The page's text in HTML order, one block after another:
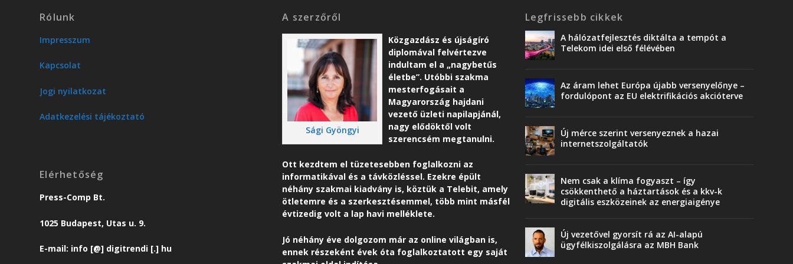
Rólunk
Impresszum
Kapcsolat
Jogi nyilatkozat
Adatkezelési tájékoztató
Elérhetőség
Press-Comp Bt.
1025 Budapest, Utas u. 9.
E-mail: info [@] digitrendi [.] hu
A szerzőről
Sági Gyöngyi
Közgazdász és újságíró
diplomával felvértezve
indultam el a „nagybetűs
életbe”. Utóbbi szakma
mesterfogásait a
Magyarország hajdani
vezető üzleti napilapjánál,
nagy elődöktől volt
szerencsém megtanulni.
Ott kezdtem el tüzetesebben foglalkozni az
informatikával és a távközléssel. Ezekre épült
néhány szakmai kiadvány is, köztük a Telebit, amely
ötletemre és a szerkesztésemmel, több mint másfél
évtizedig volt a lap havi melléklete.
Jó néhány éve dolgozom már az online világban is,
ennek részeként évek óta foglalkoztatott egy saját
Legfrissebb cikkek
A hálózatfejlesztés diktálta a tempót a
Telekom idei első félévében
Az áram lehet Európa újabb versenyelőnye –
fordulópont az EU elektrifikációs akcióterve
Új mérce szerint versenyeznek a hazai
internetszolgáltatók
Nem csak a klíma fogyaszt – így
csökkenthető a háztartások és a kkv-k
digitális eszközeinek az energiaigénye
Új vezetővel gyorsít rá az AI-alapú
ügyfélkiszolgálásra az MBH Bank